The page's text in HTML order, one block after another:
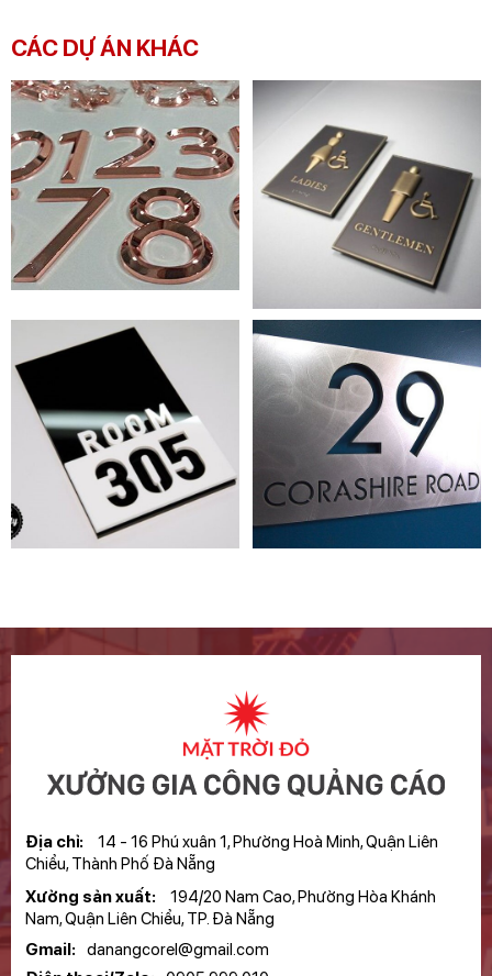
CÁC DỰ ÁN KHÁC
Địa chỉ:
14 - 16 Phú xuân 1, Phường Hoà Minh, Quận Liên
Chiểu, Thành Phố Đà Nẵng
Xưởng sản xuất:
194/20 Nam Cao, Phường Hòa Khánh
Nam, Quận Liên Chiểu, TP. Đà Nẵng
Gmail:
danangcorel@gmail.com